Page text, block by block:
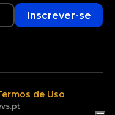
Inscrever-se
de Uso